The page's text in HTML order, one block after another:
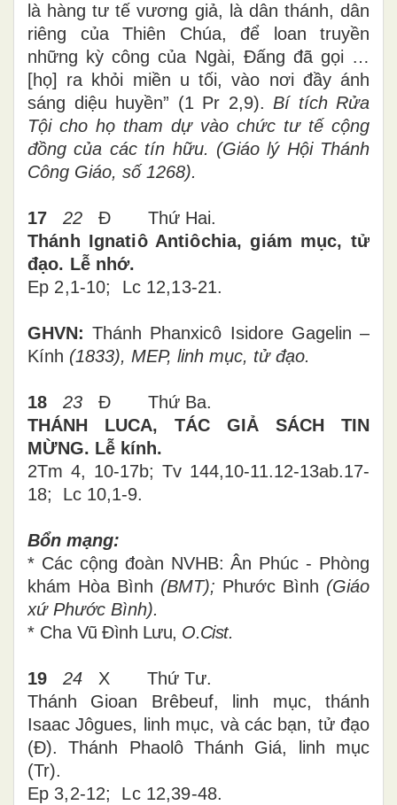
là hàng tư tế vương giả, là dân thánh, dân
riêng của Thiên Chúa, để loan truyền
những kỳ công của Ngài, Đấng đã gọi …
[họ] ra khỏi miền u tối, vào nơi đầy ánh
sáng diệu huyền” (1 Pr 2,9). Bí tích Rửa
Tội cho họ tham dự vào chức tư tế cộng
đồng của các tín hữu. (Giáo lý Hội Thánh
Công Giáo, số 1268).
17 22 Đ Thứ Hai.
Thánh Ignatiô Antiôchia, giám mục, tử
đạo. Lễ nhớ.
Ep 2,1-10; Lc 12,13-21.
GHVN:Thánh Phanxicô Isidore Gagelin –
Kính (1833), MEP, linh mục, tử đạo.
18 23 Đ Thứ Ba.
THÁNH LUCA, TÁC GIẢ SÁCH TIN
MỪNG. Lễ kính.
2Tm 4, 10-17b; Tv 144,10-11.12-13ab.17-
18; Lc 10,1-9.
Bổn mạng:
* Các cộng đoàn NVHB: Ân Phúc - Phòng
khám Hòa Bình (BMT); Phước Bình (Giáo
xứ Phước Bình).
* Cha Vũ Đình Lưu, O.Cist.
19 24 X Thứ Tư.
Thánh Gioan Brêbeuf, linh mục, thánh
Isaac Jôgues, linh mục, và các bạn, tử đạo
(Đ). Thánh Phaolô Thánh Giá, linh mục
(Tr).
Ep 3,2-12; Lc 12,39-48.